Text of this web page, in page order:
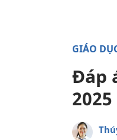
GIÁO
Đáp
2025